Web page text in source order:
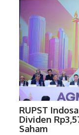
RUPST
Dividen
Saham